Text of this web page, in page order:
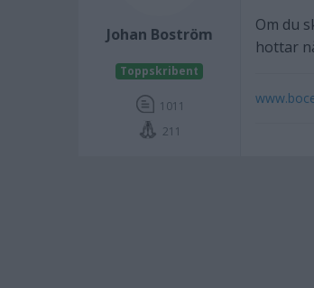
Johan Boström
Toppskribent
1011
211
Om du
hottar